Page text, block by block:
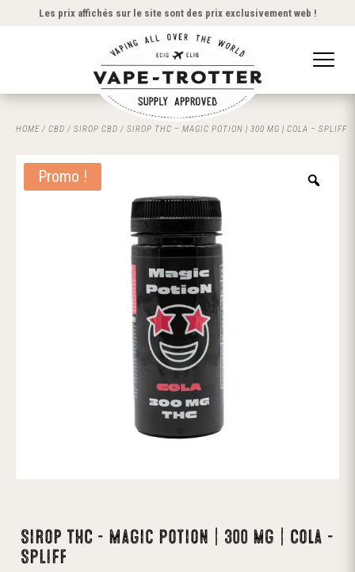
Les prix affichés sur le site sont des prix exclusivement web !
HOME / CBD / SIROP CBD / SIROP THC – MAGIC POTION | 300 MG | COLA – SPLIFF
Promo !
Sirop THC – Magic Potion | 300 mg | Cola –
SPLIFF